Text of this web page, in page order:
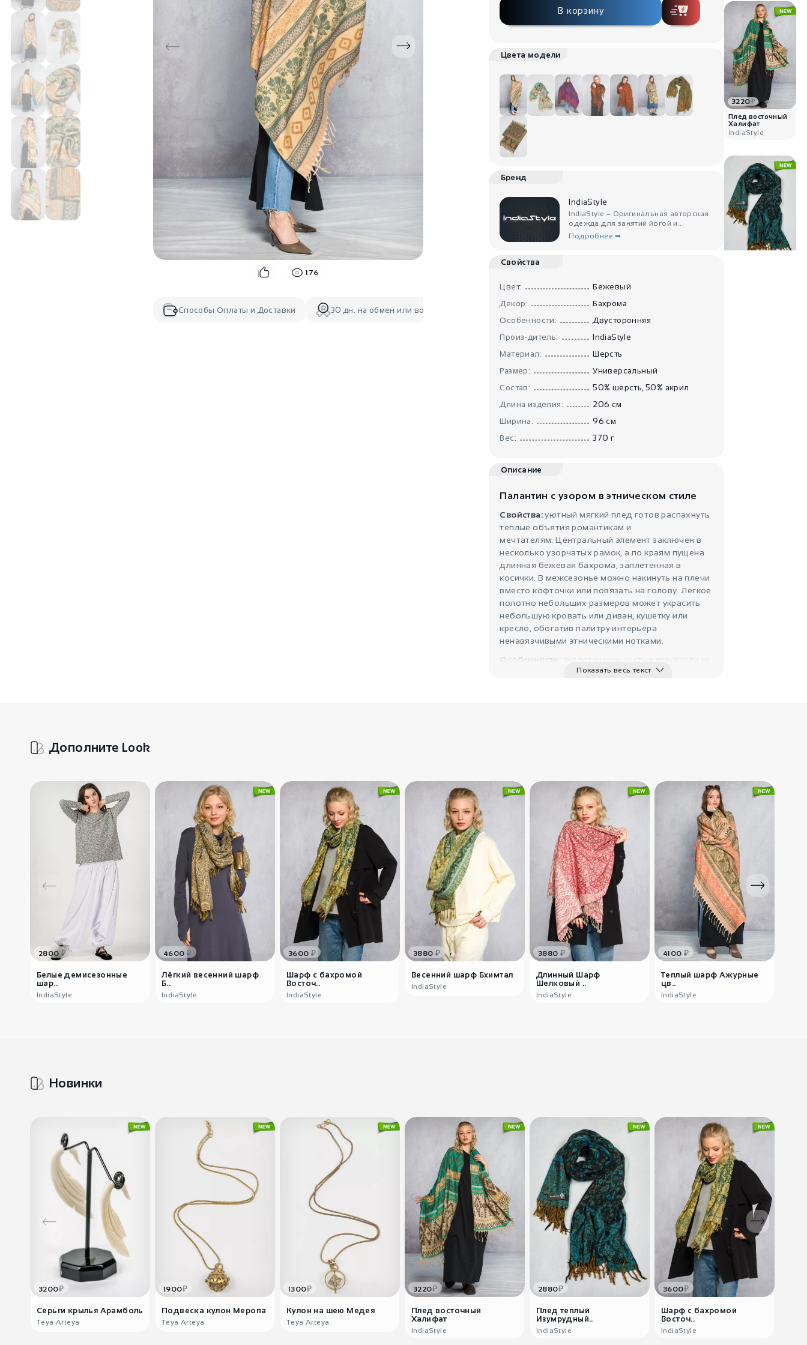
176
Способы Оплаты и Доставки 30 дн. на обмен или возврат
В корзину
Цвета модели
Бренд
IndiaStyle
IndiaStyle – Оригинальная авторская
одежда для занятий йогой и...
Подробнее ➥
Свойства
Цвет:
Бежевый
Декор:
Бахрома
Особенности:
Двусторонняя
Произ-дитель:
IndiaStyle
Материал:
Шерсть
Размер:
Универсальный
Состав:
50% шерсть, 50% акрил
Длина изделия:
206 см
Ширина:
96 см
Вес:
370 г
Описание
Палантин с узором в этническом стиле
Свойства:уютный мягкий плед готов распахнуть
теплые объятия романтикам и
мечтателям. Центральный элемент заключен в
несколько узорчатых рамок, а по краям пущена
длинная бежевая бахрома, заплетенная в
косички. В межсезонье можно накинуть на плечи
вместо кофточки или повязать на голову. Легкое
полотно небольших размеров может украсить
небольшую кровать или диван, кушетку или
кресло, обогатив палитру интерьера
ненавязчивыми этническими нотками.
Особенности:
вызывают аллергии и хорошо переносят стирку,
Показать весь текст
3220₽
Плед восточный
Халифат
IndiaStyle
Дополните Look
2800₽
Белые демисезонные
шар..
IndiaStyle
4600 ₽
Лёгкий весенний шарф
Б..
IndiaStyle
3600 ₽
Шарф с бахромой
Восточ..
IndiaStyle
3880 ₽
Весенний шарф Бхимтал
IndiaStyle
3880 ₽
Длинный Шарф
Шелковый ..
IndiaStyle
4100 ₽
Теплый шарф Ажурные
цв..
IndiaStyle
Новинки
3200₽
Серьги крылья Арамболь
Teya Arteya
1900₽
Подвеска кулон Меропа
Teya Arteya
1300₽
Кулон на шею Медея
Teya Arteya
3220₽
Плед восточный
Халифат
IndiaStyle
2880₽
Плед теплый
Изумрудный..
IndiaStyle
3600₽
Шарф с бахромой
Восточ..
IndiaStyle